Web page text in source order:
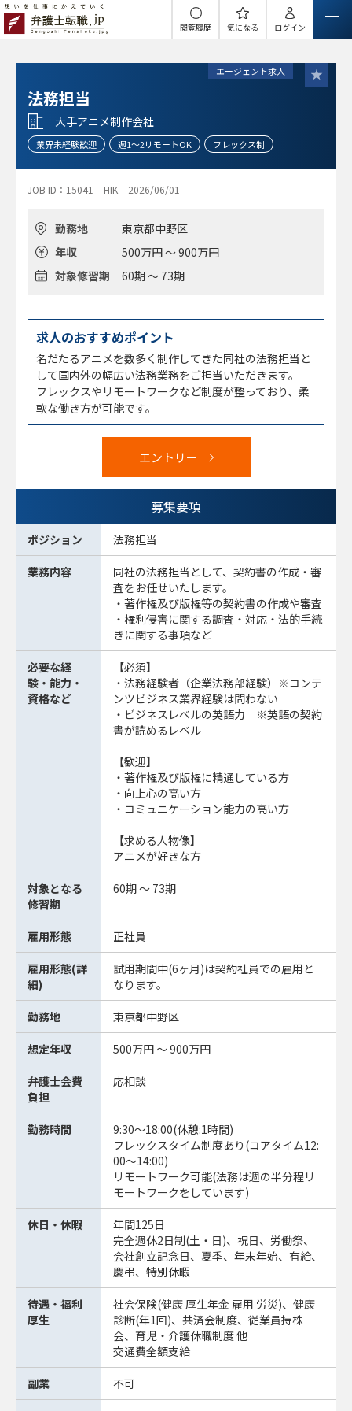
閲覧履歴 気になる ログイン
エージェント求人
法務担当
大手アニメ制作会社
業界未経験歓迎 週1～2リモートOK フレックス制
JOB ID：15041 HIK 2026/06/01
勤務地
東京都中野区
年収
500万円 ～ 900万円
対象修習期
60期 ～ 73期
求人のおすすめポイント
名だたるアニメを数多く制作してきた同社の法務担当と
して国内外の幅広い法務業務をご担当いただきます。
フレックスやリモートワークなど制度が整っており、柔
軟な働き方が可能です。
エントリー
募集要項
ポジション 法務担当
業務内容
同社の法務担当として、契約書の作成・審
査をお任せいたします。
・著作権及び版権等の契約書の作成や審査
・権利侵害に関する調査・対応・法的手続
きに関する事項など
必要な経
験・能力・
資格など
【必須】
・法務経験者（企業法務部経験）※コンテ
ンツビジネス業界経験は問わない
・ビジネスレベルの英語力 ※英語の契約
書が読めるレベル
【歓迎】
・著作権及び版権に精通している方
・向上心の高い方
・コミュニケーション能力の高い方
【求める人物像】
アニメが好きな方
対象となる
修習期
60期 ～ 73期
雇用形態 正社員
雇用形態(詳
細)
試用期間中(6ヶ月)は契約社員での雇用と
なります。
勤務地 東京都中野区
想定年収 500万円 ～ 900万円
弁護士会費
負担
応相談
勤務時間
9:30～18:00(休憩:1時間)
フレックスタイム制度あり(コアタイム12:
00～14:00)
リモートワーク可能(法務は週の半分程リ
モートワークをしています)
休日・休暇
年間125日
完全週休2日制(土・日)、祝日、労働祭、
会社創立記念日、夏季、年末年始、有給、
慶弔、特別休暇
待遇・福利
厚生
社会保険(健康 厚生年金 雇用 労災)、健康
診断(年1回)、共済会制度、従業員持株
会、育児・介護休職制度 他
交通費全額支給
副業 不可